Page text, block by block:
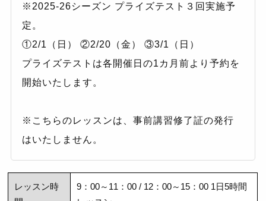
※2025-26シーズン プライズテスト３回実施予
定。
①2/1（日） ②2/20（金） ③3/1（日）
プライズテストは各開催日の1カ月前より予約を
開始いたします。
※こちらのレッスンは、事前講習修了証の発行
はいたしません。
レッスン時
9：00～11：00 / 12：00～15：00 1日5時間